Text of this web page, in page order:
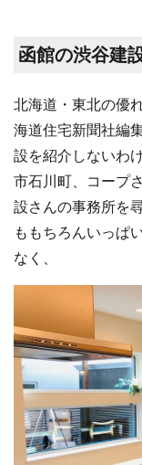
函館の渋谷建
北海道・東北の優
海道住宅新聞社編
設を紹介しないわ
市石川町、コープ
設さんの事務所を
ももちろんいっぱ
なく、